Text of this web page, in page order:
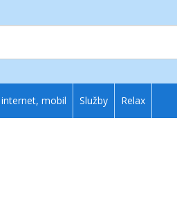
internet, mobil Služby Relax